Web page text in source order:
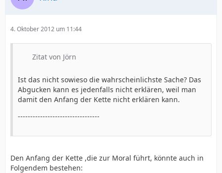
4. Oktober 2012 um 11:44
Zitat von Jörn
Ist das nicht sowieso die wahrscheinlichste Sache? Das
Abgucken kann es jedenfalls nicht erklären, weil man
damit den Anfang der Kette nicht erklären kann.
---------------------------------
Den Anfang der Kette ,die zur Moral führt, könnte auch in
Folgendem bestehen: